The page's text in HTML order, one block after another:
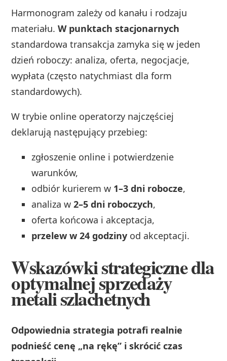
Harmonogram zależy od kanału i rodzaju
materiału.W punktach stacjonarnych
standardowa transakcja zamyka się w jeden
dzień roboczy: analiza, oferta, negocjacje,
wypłata (często natychmiast dla form
standardowych).
W trybie online operatorzy najczęściej
deklarują następujący przebieg:
zgłoszenie online i potwierdzenie
warunków,
odbiór kurierem w 1–3 dni robocze,
analiza w2–5 dni roboczych,
oferta końcowa i akceptacja,
przelew w 24 godziny od akceptacji.
Wskazówki strategiczne dla
optymalnej sprzedaży
metali szlachetnych
Odpowiednia strategia potrafi realnie
podnieść cenę „na rękę” i skrócić czas